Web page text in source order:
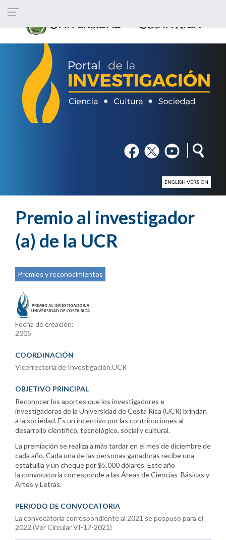
fb tw yt
ENGLISH VERSION
Premio al investigador
(a) de la UCR
Premios y reconocimientos
Fecha de creación:
2005
COORDINACIÓN
Vicerrectoría de Investigación,UCR
OBJETIVO PRINCIPAL
Reconocer los aportes que los investigadores e
investigadoras de la Universidad de Costa Rica (UCR) brindan
a la sociedad. Es un incentivo por las contribuciones al
desarrollo científico, tecnológico, social y cultural.
La premiación se realiza a más tardar en el mes de diciembre de
cada año. Cada una de las personas ganadoras recibe una
estatuilla y un cheque por $5.000 dólares. Este año
la convocatoria corresponde a las Áreas de Ciencias Básicas y
Artes y Letras.
PERIODO DE CONVOCATORIA
La convocatoria correspondiente al 2021 se pospuso para el
2022 (Ver Circular VI-17-2021)